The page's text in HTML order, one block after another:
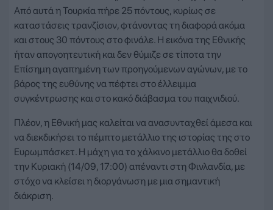
Από αυτά η Τουρκία πήρε 25 πόντους, κυρίως σε
καταστάσεις τρανζίσιον, φτάνοντας τη διαφορά ακόμα
και στους 30 πόντους στο φινάλε. Η εικόνα της Εθνικής
ήταν απογοητευτική και δεν θύμιζε σε τίποτα την
Επίσημη αγαπημένη των προηγούμενων αγώνων, με το
βάρος της ευθύνης να πέφτει στο έλλειμμα
συγκέντρωσης και στο κακό διάβασμα του παιχνιδιού.
Πλέον, η Εθνική μας καλείται να ανασυνταχθεί άμεσα και
να διεκδικήσει το πέμπτο μετάλλιο της ιστορίας της στο
Ευρωμπάσκετ. Η μάχη για το χάλκινο μετάλλιο θα δοθεί
την Κυριακή (14/09, 17:00) απέναντι στη Φινλανδία, με
στόχο να κλείσει η διοργάνωση με μια σημαντική
διάκριση.